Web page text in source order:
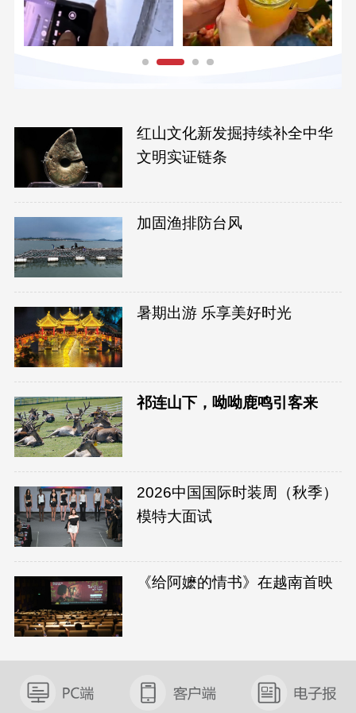
红山文化新发掘持续补全中华
文明实证链条
加固渔排防台风
暑期出游 乐享美好时光
祁连山下，呦呦鹿鸣引客来
2026中国国际时装周（秋季）
模特大面试
《给阿嬷的情书》在越南首映